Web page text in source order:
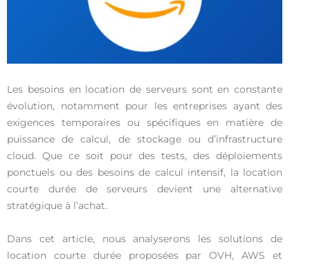
Les besoins en location de serveurs sont en constante
évolution, notamment pour les entreprises ayant des
exigences temporaires ou spécifiques en matière de
puissance de calcul, de stockage ou d’infrastructure
cloud. Que ce soit pour des tests, des déploiements
ponctuels ou des besoins de calcul intensif, la location
courte durée de serveurs devient une alternative
stratégique à l’achat.
Dans cet article, nous analyserons les solutions de
location courte durée proposées par OVH, AWS et